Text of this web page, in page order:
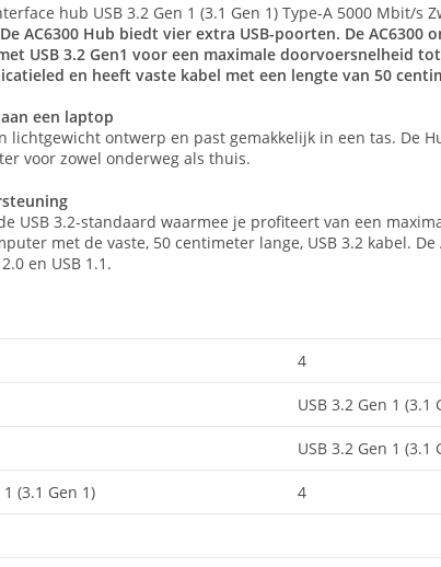
hub USB 3.2 Gen 1 (3.1 Gen 1) Type-A 5000 Mbit/s
AC6300 Hub biedt vier extra USB-poorten. De AC6300
USB 3.2 Gen1 voor een maximale doorvoersnelheid
en heeft vaste kabel met een lengte van 50
een laptop
lichtgewicht ontwerp en past gemakkelijk in een tas. De
voor zowel onderweg als thuis.
USB 3.2-standaard waarmee je profiteert van een
met de vaste, 50 centimeter lange, USB 3.2 kabel.
en USB 1.1.
4
USB 3.2 Gen 1 (3.1
USB 3.2 Gen 1 (3.1
(3.1 Gen 1) 4